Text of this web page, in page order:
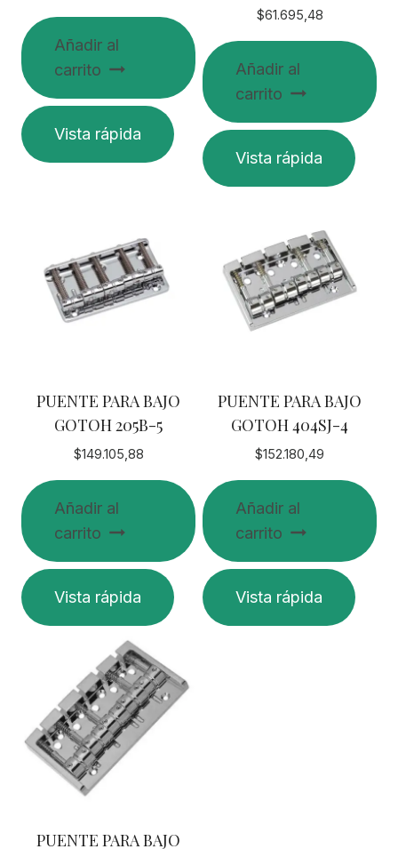
Añadir al
carrito
Vista rápida
$61.695,48
Añadir al
carrito
Vista rápida
PUENTE PARA BAJO
GOTOH 205B-5
$149.105,88
Añadir al
carrito
Vista rápida
PUENTE PARA BAJO
GOTOH 404SJ-4
$152.180,49
Añadir al
carrito
Vista rápida
PUENTE PARA BAJO